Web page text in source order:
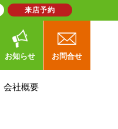
お知らせ お問合せ
会社概要
来店予約